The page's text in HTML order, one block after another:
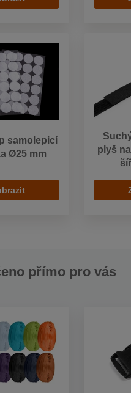
samolepicí
Ø25 mm
plyš
přímo pro vás